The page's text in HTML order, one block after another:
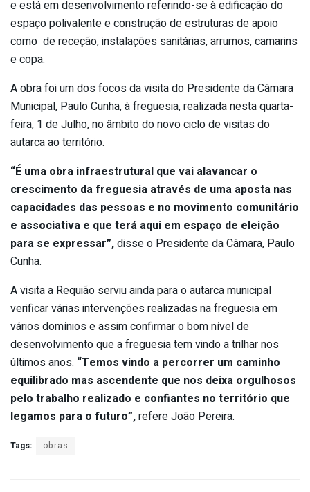
e está em desenvolvimento referindo-se à edificação do
espaço polivalente e construção de estruturas de apoio
como de receção, instalações sanitárias, arrumos, camarins
e copa.
A obra foi um dos focos da visita do Presidente da Câmara
Municipal, Paulo Cunha, à freguesia, realizada nesta quarta-
feira, 1 de Julho, no âmbito do novo ciclo de visitas do
autarca ao território.
“É uma obra infraestrutural que vai alavancar o
crescimento da freguesia através de uma aposta nas
capacidades das pessoas e no movimento comunitário
e associativa e que terá aqui em espaço de eleição
para se expressar”,disse o Presidente da Câmara, Paulo
Cunha.
A visita a Requião serviu ainda para o autarca municipal
verificar várias intervenções realizadas na freguesia em
vários domínios e assim confirmar o bom nível de
desenvolvimento que a freguesia tem vindo a trilhar nos
últimos anos. “Temos vindo a percorrer um caminho
equilibrado mas ascendente que nos deixa orgulhosos
pelo trabalho realizado e confiantes no território que
legamos para o futuro”,refere João Pereira.
Tags: obras